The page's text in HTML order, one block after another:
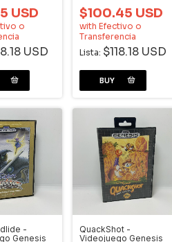
USD
o
USD
$100.45 USD
with Efectivo o
Transferencia
Lista: $118.18 USD
-
Genesis
QuackShot -
Videojuego Genesis